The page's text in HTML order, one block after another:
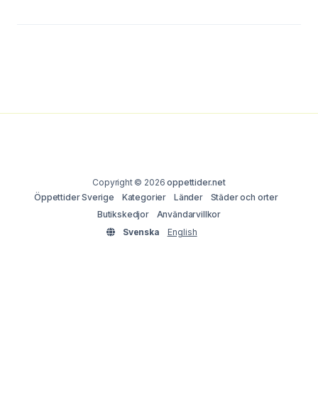
Copyright © 2026oppettider.net
Öppettider Sverige
Kategorier Länder
Städer och orter
Butikskedjor
Användarvillkor
Svenska
English